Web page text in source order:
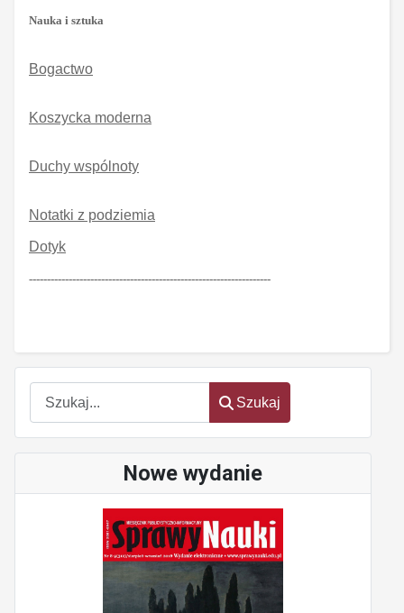
Szukaj
Szukaj
Nowe wydanie
Nauka i sztuka
Bogactwo
Koszycka moderna
Duchy wspólnoty
Notatki z podziemia
Dotyk
-------------------------------------------------------------------